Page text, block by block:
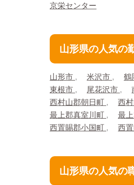
京栄センター
山形県の人気の
山形市 米沢市 鶴
東根市
尾花沢市
西村山郡朝日町
西
最上郡真室川町
最
西置賜郡小国町
西
山形県の人気の